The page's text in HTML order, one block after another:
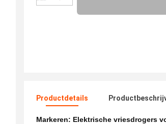
Productdetails
Markeren: Elektrische vriesdrogers